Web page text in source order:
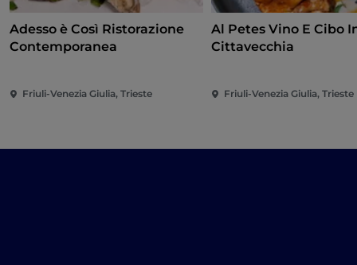
Adesso è Così Ristorazione
Contemporanea
Friuli-Venezia Giulia, Trieste
Al Petes Vino E Cibo
Cittavecchia
Friuli-Venezia Giulia, Trieste